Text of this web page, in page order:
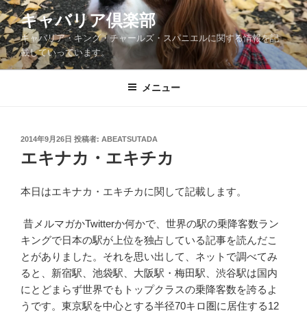
コ
ン
テ
ン
ツ
キャバリア倶楽部
キャバリア・キング・チャールズ・スパニエルに関する情報を記
載していっています。
メニュー
投
日:
2014年9月26日 投稿者: ABEATSUTADA
エキナカ・エキチカ
本日はエキナカ・エキチカに関して記載します。
昔メルマガかTwitterか何かで、世界の駅の乗降客数ラン
キングで日本の駅が上位を独占している記事を読んだこ
とがありました。それを思い出して、ネットで調べてみ
ると、新宿駅、池袋駅、大阪駅・梅田駅、渋谷駅は国内
にとどまらず世界でもトップクラスの乗降客数を誇るよ
うです。東京駅を中心とする半径70キロ圏に居住する12